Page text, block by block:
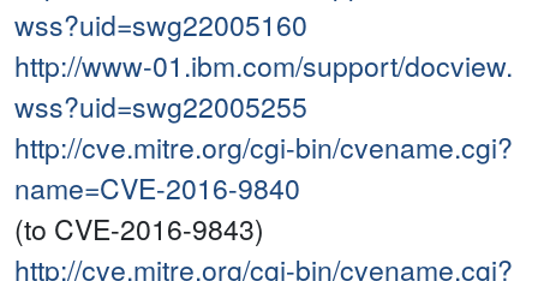
wss?uid=swg22005160
http://www-01.ibm.com/support/docview.
wss?uid=swg22005255
http://cve.mitre.org/cgi-bin/cvename.cgi?
name=CVE-2016-9840
(to CVE-2016-9843)
http://cve.mitre.org/cgi-bin/cvename.cgi?